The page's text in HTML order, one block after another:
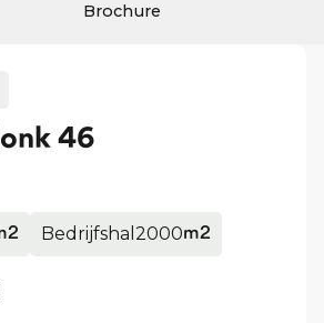
Brochure
46
Bedrijfshal 2000m2